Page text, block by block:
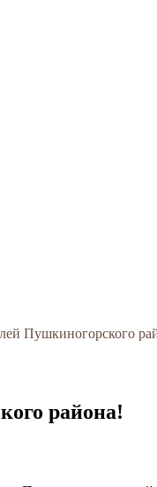
Пушкиногорского
района!